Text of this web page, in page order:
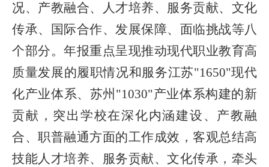
况、产教融合、人才培养、服务贡献、文化
传承、国际合作、发展保障、面临挑战等八
个部分。年报重点呈现推动现代职业教育高
质量发展的履职情况和服务江苏"1650"现代
化产业体系、苏州"1030"产业体系构建的新
贡献，突出学校在深化内涵建设、产教融
合、职普融通方面的工作成效，客观总结高
技能人才培养、服务贡献、文化传承，牵头